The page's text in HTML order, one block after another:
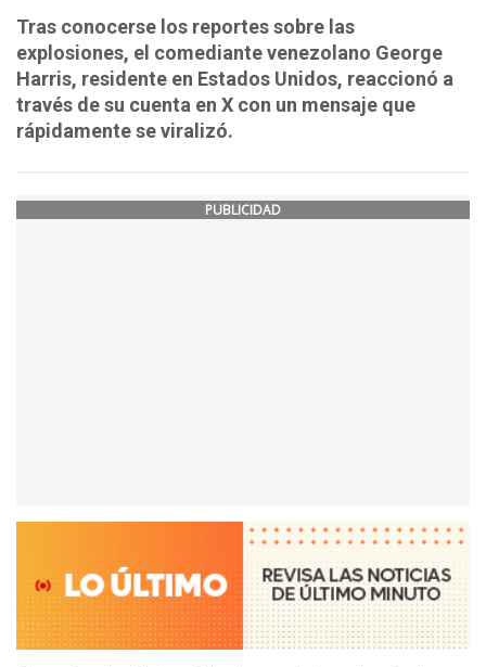
Tras conocerse los reportes sobre las
explosiones, el comediante venezolano George
Harris, residente en Estados Unidos, reaccionó a
través de su cuenta en X con un mensaje que
rápidamente se viralizó.
PUBLICIDAD